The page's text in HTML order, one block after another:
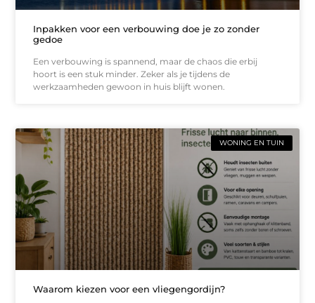
Inpakken voor een verbouwing doe je zo zonder
gedoe
Een verbouwing is spannend, maar de chaos die erbij
hoort is een stuk minder. Zeker als je tijdens de
werkzaamheden gewoon in huis blijft wonen.
WONING EN TUIN
Waarom kiezen voor een vliegengordijn?